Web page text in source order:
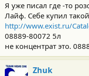
Я уже писал где -то
Лайф. Себе купил такой
http://www.exist.ru/
08889-80072 5л
не концентрат это.
Zhuk